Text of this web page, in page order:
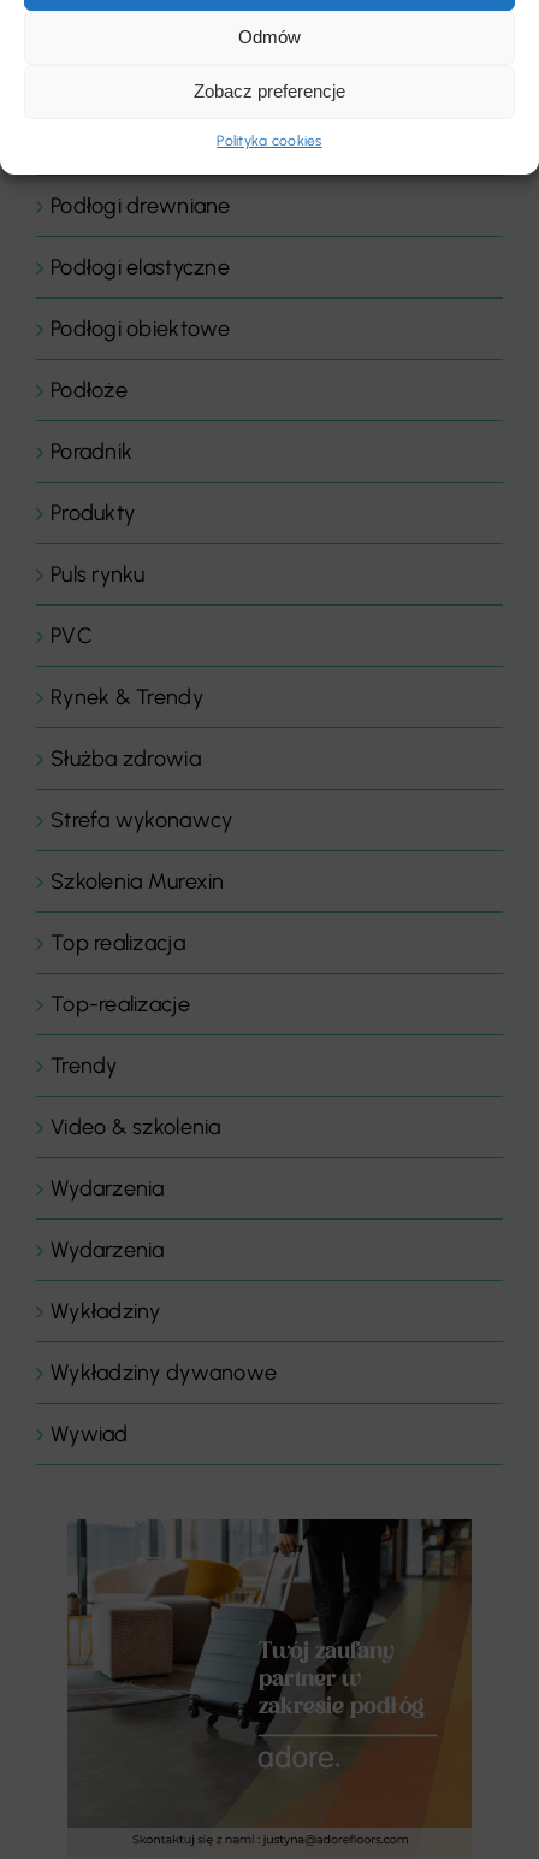
Odmów
Zobacz preferencje
Polityka cookies
Podłogi drewniane
Podłogi elastyczne
Podłogi obiektowe
Podłoże
Poradnik
Produkty
Puls rynku
PVC
Rynek & Trendy
Służba zdrowia
Strefa wykonawcy
Szkolenia Murexin
Top realizacja
Top-realizacje
Trendy
Video & szkolenia
Wydarzenia
Wydarzenia
Wykładziny
Wykładziny dywanowe
Wywiad